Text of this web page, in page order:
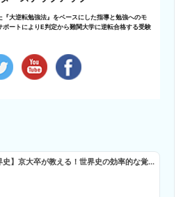
『大逆転勉強法』をベースにした指導と勉強へのモ
ートによりE判定から難関大学に逆転合格する受験
史】京大卒が教える！世界史の効率的な覚...